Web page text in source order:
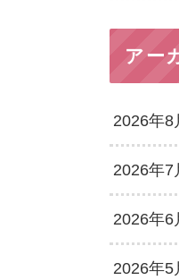
アー
2026年8
2026年7
2026年6
2026年5